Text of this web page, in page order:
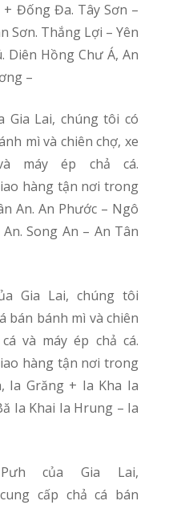
Đống Đa. Tây Sơn –
Sơn. Thắng Lợi – Yên
Diên Hồng Chư Á, An
–
mì và chiên chợ, xe
máy ép chả cá.
hàng tận nơi trong
An. An Phước – Ngô
Song An – An Tân
bán bánh mì và chiên
và máy ép chả cá.
hàng tận nơi trong
Ia Grăng + Ia Kha Ia
Ia Khai Ia Hrung – Ia
cấp chả cá bán